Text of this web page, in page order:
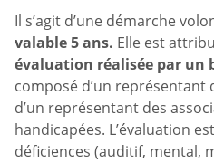
Il s’agit d’une démarche
valable 5 ans. Elle est
évaluation réalisée par un
composé d’un
d’un représentant des
handicapées. L’évaluation
déficiences (auditif, mental,